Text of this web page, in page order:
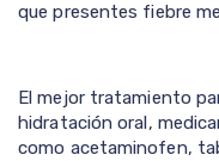
que presentes fiebre
El mejor tratamiento
hidratación oral,
como acetaminofen,